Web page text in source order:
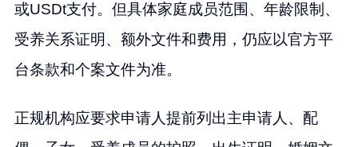
或USDt支付。但具体家庭成员范围、年龄限制、
受养关系证明、额外文件和费用，仍应以官方平
台条款和个案文件为准。
正规机构应要求申请人提前列出主申请人、配